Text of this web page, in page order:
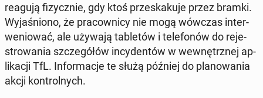
reagują fizy­cznie, gdy ktoś przeskaku­je przez bramki.
Wy­jaśniono, że pra­cown­i­cy nie mogą wówczas in­ter­
we­niować, ale używają tabletów i tele­fonów do re­je­
strowa­nia szczegółów in­cy­den­tów w wewnętrznej ap­
likacji TfL. In­for­ma­c­je te służą później do planowa­nia
akcji kon­trol­nych.